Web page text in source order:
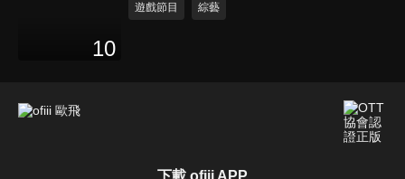
10
遊戲節目
綜藝
下載 ofiii APP